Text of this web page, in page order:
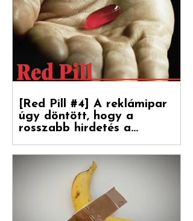
Végre magyarul is olvasható a Hogyan
nőnek a márkák 2. része, amely a
Reklámtörténet gondozásában, a Flora
Food Group (korábban: Upfield)...
[Red Pill #4] A reklámipar
úgy döntött, hogy a
rosszabb hirdetés a
boldogulása kulcsa
Folytatódik tovább sorozatunk. Debreceni
Jánossal, a Hogyan nőnek a márkák
fordítójával Kovács Levente (White Rabbit